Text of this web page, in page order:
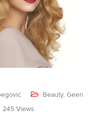
Beauty, Geen
245 Views